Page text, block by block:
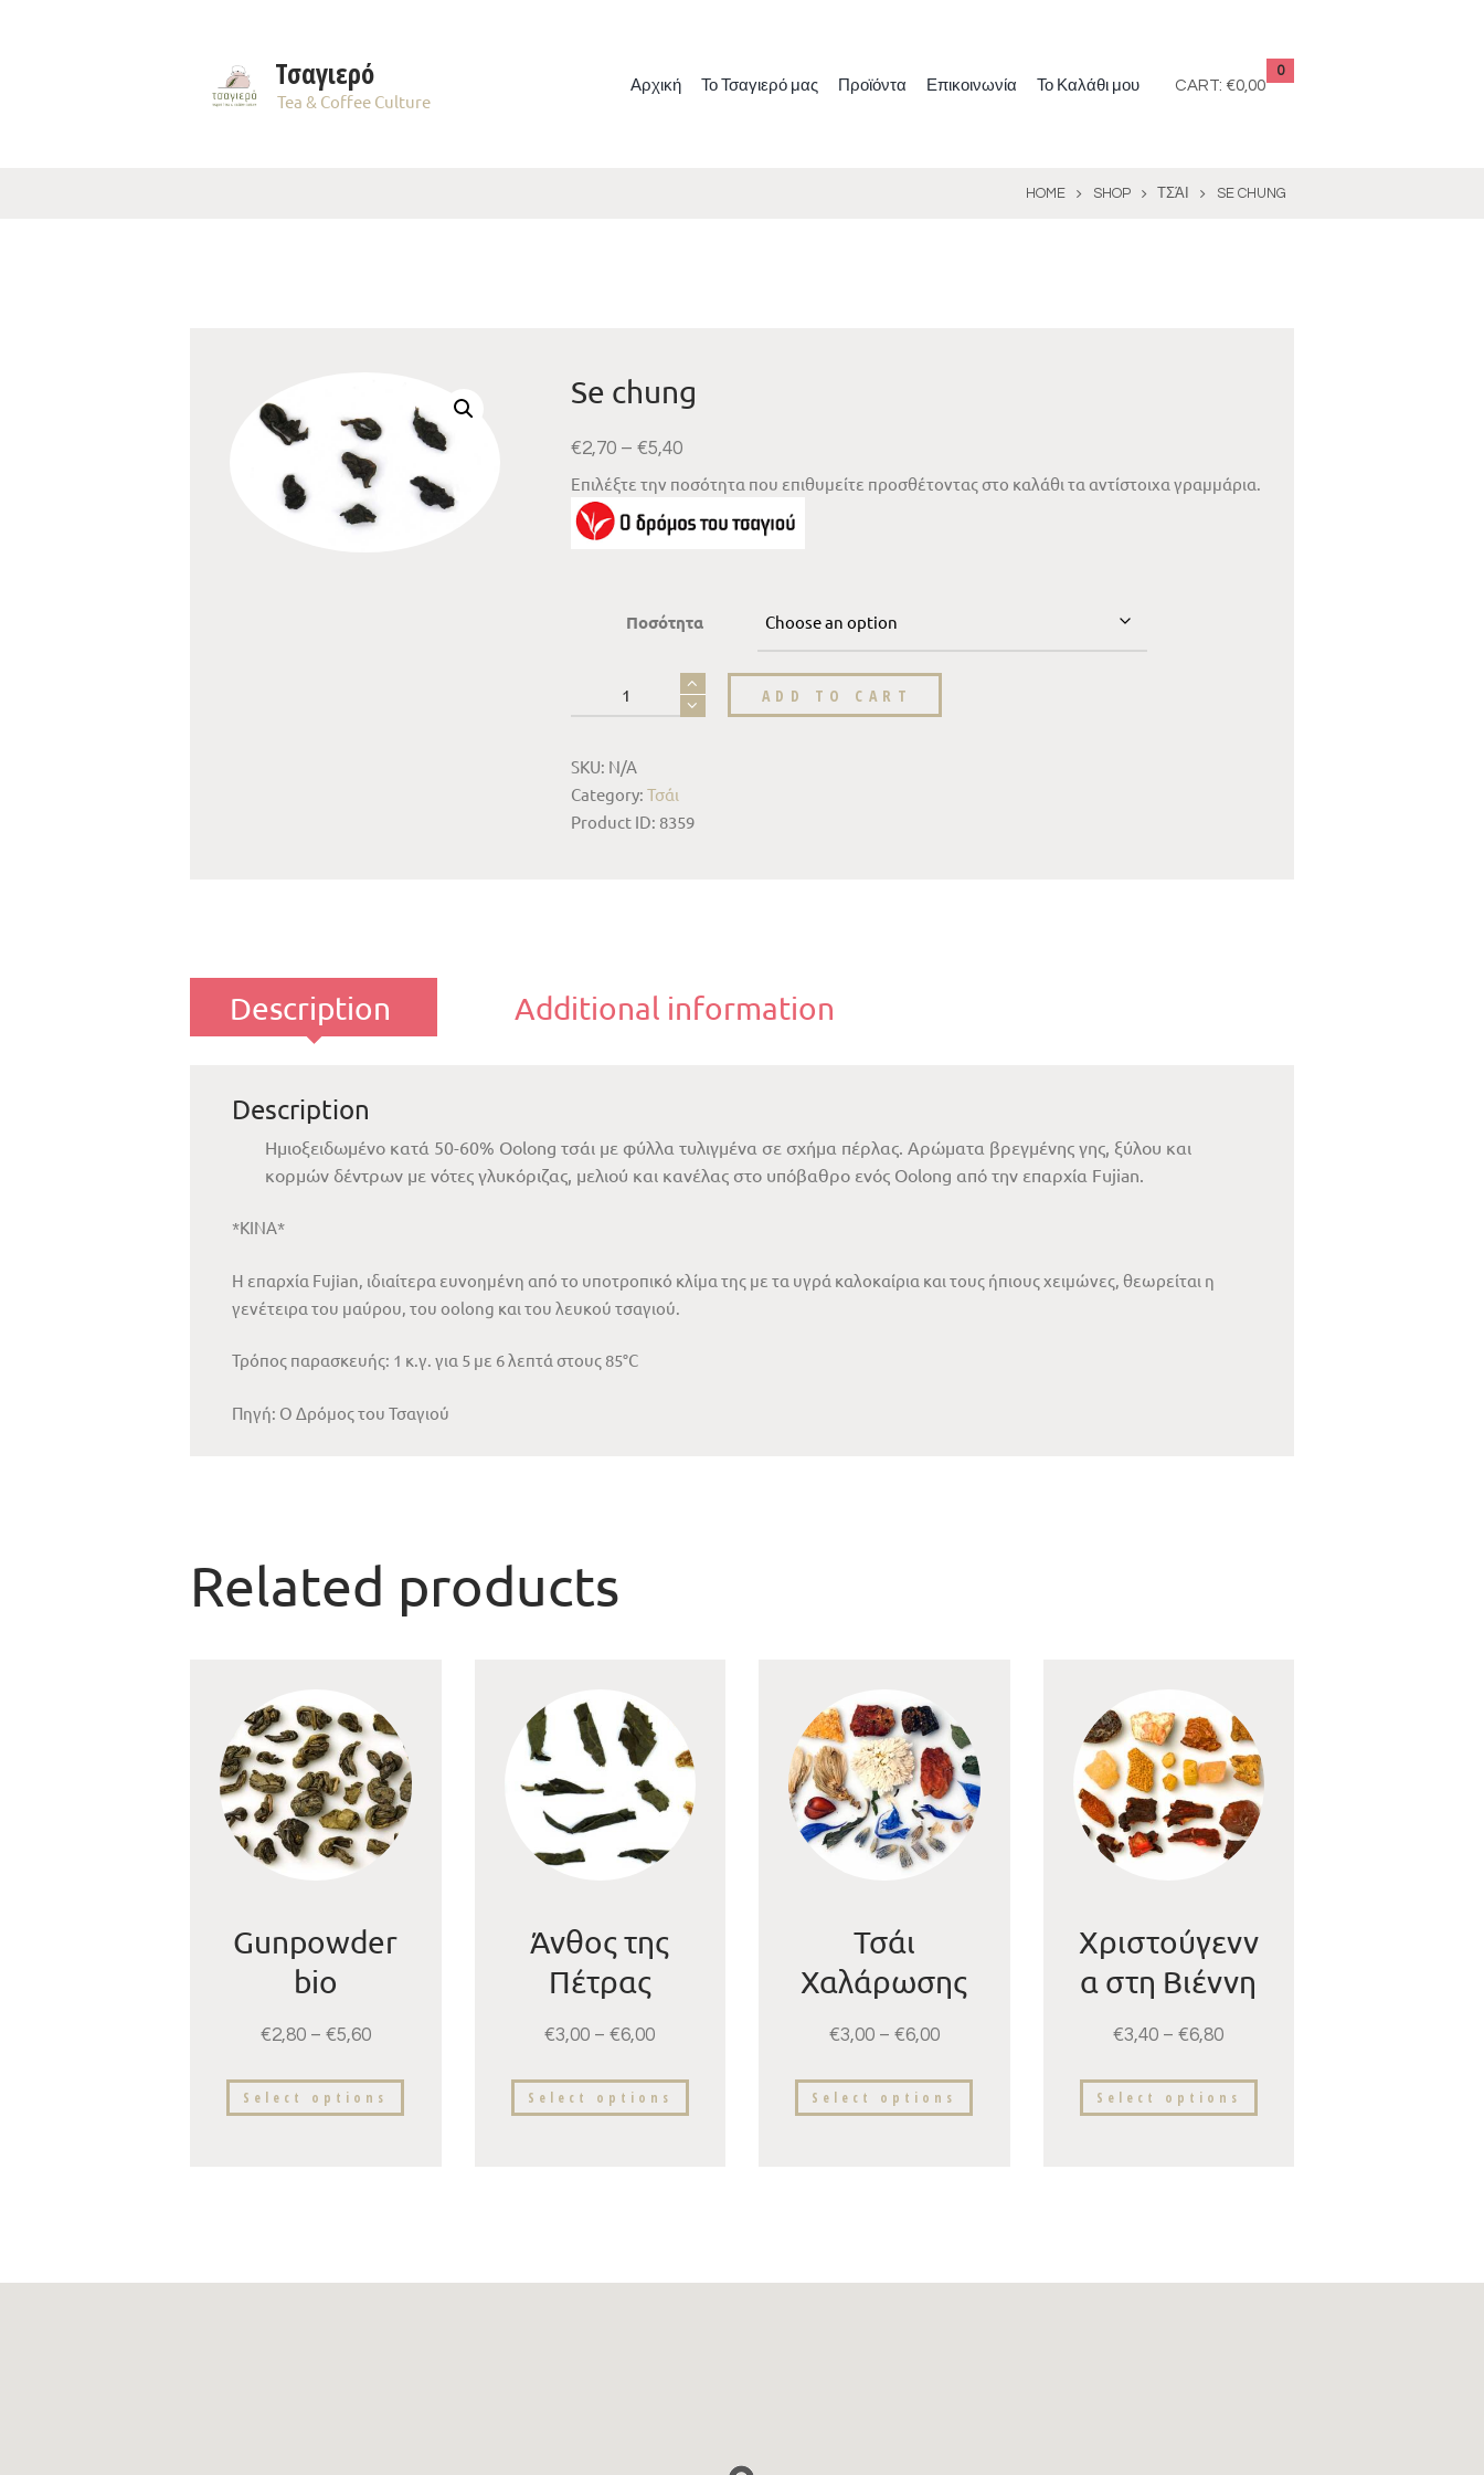
Τσαγιερό
Tea & Coffee Culture
Αρχική Το Τσαγιερό μας Προϊόντα Επικοινωνία Το Καλάθι μου CART:
0
€0,00
HOME SHOP ΤΣΆΙ SE CHUNG
Se chung
€2,70 – €5,40
Επιλέξτε την ποσότητα που επιθυμείτε προσθέτοντας στο καλάθι τα αντίστοιχα γραμμάρια.
Ποσότητα
ADD TO CART
SKU: N/A
Category:Τσάι
Product ID: 8359
Description Additional information
Description
Ημιοξειδωμένο κατά 50-60% Oolong τσάι με φύλλα τυλιγμένα σε σχήμα πέρλας. Αρώματα βρεγμένης γης, ξύλου και
κορμών δέντρων με νότες γλυκόριζας, μελιού και κανέλας στο υπόβαθρο ενός Oolong από την επαρχία Fujian.
*ΚΙΝΑ*
Η επαρχία Fujian, ιδιαίτερα ευνοημένη από το υποτροπικό κλίμα της με τα υγρά καλοκαίρια και τους ήπιους χειμώνες, θεωρείται η
γενέτειρα του μαύρου, του oolong και του λευκού τσαγιού.
Τρόπος παρασκευής: 1 κ.γ. για 5 με 6 λεπτά στους 85°C
Πηγή: Ο Δρόμος του Τσαγιού
Related products
Gunpowder
bio
€2,80 – €5,60
Select options
Άνθος της
Πέτρας
€3,00 – €6,00
Select options
Τσάι
Χαλάρωσης
€3,00 – €6,00
Select options
Χριστούγενν
α στη Βιέννη
€3,40 – €6,80
Select options